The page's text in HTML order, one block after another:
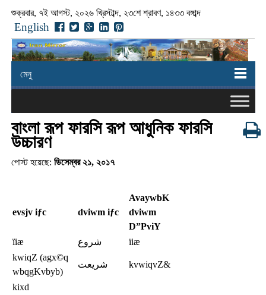
শুক্রবার, ৭ই আগস্ট, ২০২৬ খ্রিস্টাব্দ, ২৩শে শ্রাবণ, ১৪৩৩ বঙ্গাব্দ
English
মেনু
বাংলা রূপ ফারসি রূপ আধুনিক ফারসি
উচ্চারণ
পোস্ট হয়েছে: ডিসেম্বর ২১, ২০১৭
evsjv iƒc dviwm iƒc
AvaywbK
dviwm
D”PviY
ïiæ
شروع
ïiæ
kwiqZ (agx©q
wbqgKvbyb)
شريعت kvwiqvZ&
kixd